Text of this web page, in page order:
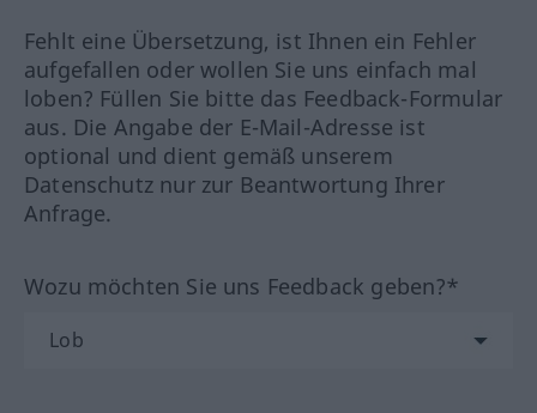
Fehlt eine Übersetzung, ist Ihnen ein Fehler
aufgefallen oder wollen Sie uns einfach mal
loben? Füllen Sie bitte das Feedback-Formular
aus. Die Angabe der E-Mail-Adresse ist
optional und dient gemäß unserem
Datenschutz nur zur Beantwortung Ihrer
Anfrage.
Wozu möchten Sie uns Feedback geben?*